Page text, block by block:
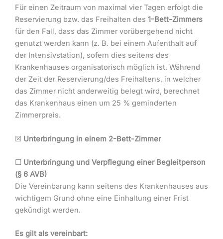
Für einen Zeitraum von maximal vier Tagen erfolgt die
Reservierung bzw. das Freihalten des 1-Bett-Zimmers
für den Fall, dass das Zimmer vorübergehend nicht
genutzt werden kann (z. B. bei einem Aufenthalt auf
der Intensivstation), sofern dies seitens des
Krankenhauses organisatorisch möglich ist. Während
der Zeit der Reservierung/des Freihaltens, in welcher
das Zimmer nicht anderweitig belegt wird, berechnet
das Krankenhaus einen um 25 % geminderten
Zimmerpreis.
☒ Unterbringung in einem 2-Bett-Zimmer
☐ Unterbringung und Verpflegung einer Begleitperson
(§ 6 AVB)
Die Vereinbarung kann seitens des Krankenhauses aus
wichtigem Grund ohne eine Einhaltung einer Frist
gekündigt werden.
Es gilt als vereinbart: